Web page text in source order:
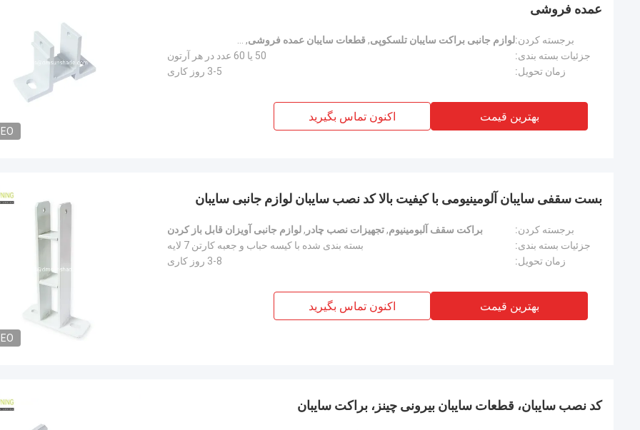
عمده فروشی
برجسته کردن:لوازم جانبی براکت سایبان تلسکوپی, قطعات سایبان عمده فروشی,
جزئیات بسته بندی:
50 یا 60 عدد در هر آرتون
زمان تحویل:
3-5 روز کاری
بهترین قیمت اکنون تماس بگیرید
بست سقفی سایبان آلومینیومی با کیفیت بالا کد نصب سایبان لوازم جانبی سایبان
برجسته کردن: براکت سقف آلبومینیوم, تجهیزات نصب چادر , لوازم جانبی آویزان قابل باز کردن
جزئیات بسته بندی:
بسته بندی شده با کیسه حباب و جعبه کارتن 7 لایه
زمان تحویل:
3-8 روز کاری
بهترین قیمت اکنون تماس بگیرید
کد نصب سایبان، قطعات سایبان بیرونی چینز، براکت سایبان